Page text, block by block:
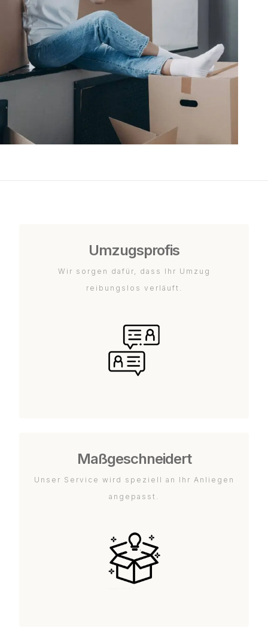
Umzugsprofis
Wir sorgen dafür, dass Ihr Umzug
reibungslos verläuft.
Maßgeschneidert
Unser Service wird speziell an Ihr Anliegen
angepasst.